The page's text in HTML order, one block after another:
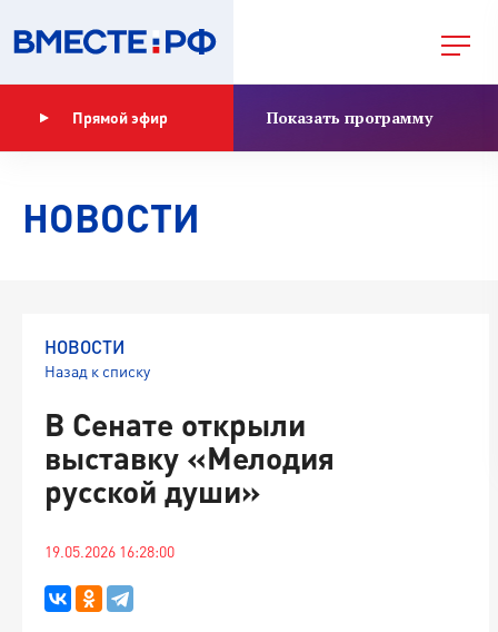
Прямой эфир Показать программу
НОВОСТИ
НОВОСТИ
Назад к списку
В Сенате открыли
выставку «Мелодия
русской души»
19.05.2026 16:28:00